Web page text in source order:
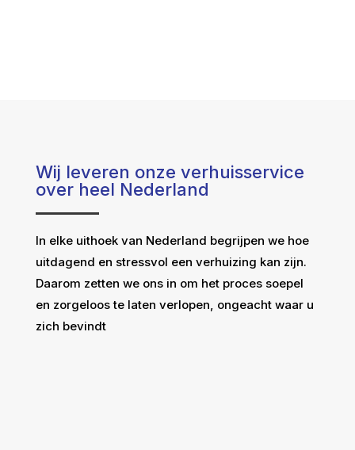
Wij leveren onze verhuisservice
over heel Nederland
In elke uithoek van Nederland begrijpen we hoe
uitdagend en stressvol een verhuizing kan zijn.
Daarom zetten we ons in om het proces soepel
en zorgeloos te laten verlopen, ongeacht waar u
zich bevindt